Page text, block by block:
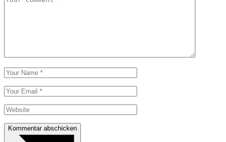
Kommentar abschicken